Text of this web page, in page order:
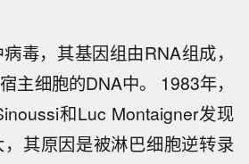
毒，其基因组由RNA组成，
主细胞的DNA中。 1983年，
和Luc Montaigner发现
其原因是被淋巴细胞逆转录